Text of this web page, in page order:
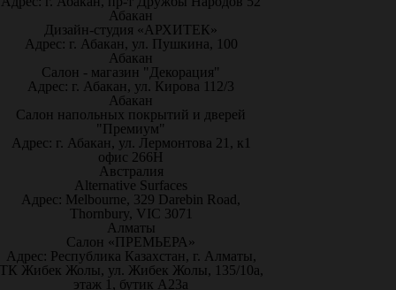
Абакан
Дизайн-студия «АРХИТЕК»
Адрес: г. Абакан, ул. Пушкина, 100
Абакан
Салон - магазин "Декорация"
Адрес: г. Абакан, ул. Кирова 112/3
Абакан
Салон напольных покрытий и дверей
"Премиум"
Адрес: г. Абакан, ул. Лермонтова 21, к1
офис 266Н
Австралия
Alternative Surfaces
Адрес: Melbourne, 329 Darebin Road,
Thornbury, VIC 3071
Алматы
Салон «ПРЕМЬЕРА»
Адрес: Республика Казахстан, г. Алматы,
Жибек Жолы, ул. Жибек Жолы, 135/10а,
этаж 1, бутик А23а